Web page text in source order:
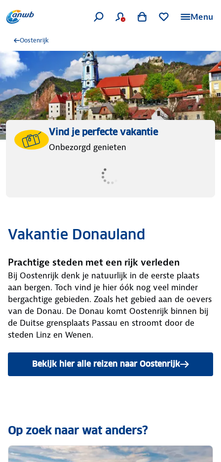
Menu
Oostenrijk
Vind je perfecte vakantie
Onbezorgd genieten
Vakantie Donauland
Prachtige steden met een rijk verleden
Bij Oostenrijk denk je natuurlijk in de eerste plaats
aan bergen. Toch vind je hier óók nog veel minder
bergachtige gebieden. Zoals het gebied aan de oevers
van de Donau. De Donau komt Oostenrijk binnen bij
de Duitse grensplaats Passau en stroomt door de
steden Linz en Wenen.
Bekijk hier alle reizen naar Oostenrijk
Op zoek naar wat anders?